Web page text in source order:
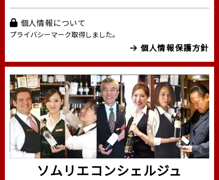
個人情報について
プライバシーマーク取得しました。
個人情報保護方針
ソムリエコンシェルジュ